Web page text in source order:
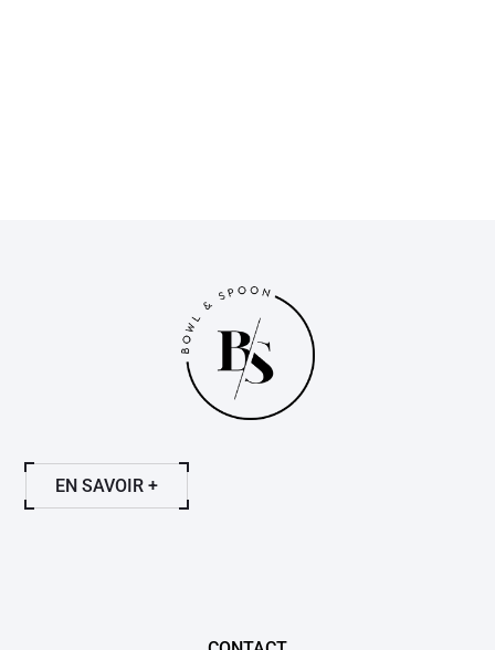
EN SAVOIR +